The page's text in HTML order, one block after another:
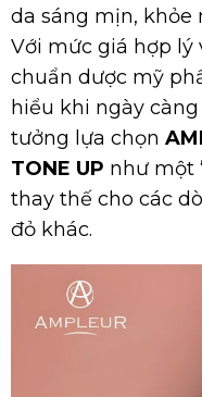
da sáng mịn, khỏe
Với mức giá hợp lý
chuẩn dược mỹ
hiểu khi ngày
tưởng lựa chọn
TONE UP như một
thay thế cho các
đỏ khác.